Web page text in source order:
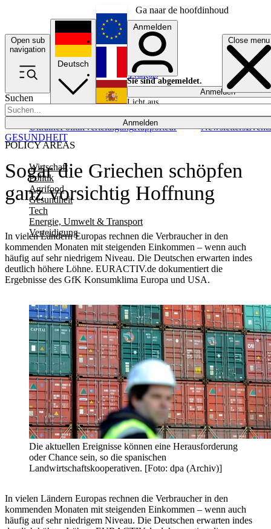
Ga naar de hoofdinhoud
Open sub
navigation
Close menu
Suchen
Anmelden
POLICY AREAS
Wirtschaft
Politik
Agrifood
Gesundheit
Tech
Energie, Umwelt & Transport
Verteidigung
UkrainePolitikVerteidigungRapporteur NewslettersEvents
Deutsch
English
Français
Anmelden
Sie sind abgemeldet.
Anmelden
Licht aus
Sogar die Griechen schöpfen
ganz vorsichtig Hoffnung
In vielen Ländern Europas rechnen die Verbraucher in den
kommenden Monaten mit steigenden Einkommen – wenn auch
häufig auf sehr niedrigem Niveau. Die Deutschen erwarten indes
deutlich höhere Löhne. EURACTIV.de dokumentiert die
Ergebnisse des GfK Konsumklima Europa und USA.
GESUNDHEIT
Die aktuellen Ereignisse können eine Herausforderung
oder Chance sein, so die spanischen
Landwirtschaftskooperativen. [Foto: dpa (Archiv)]
In vielen Ländern Europas rechnen die Verbraucher in den
kommenden Monaten mit steigenden Einkommen – wenn auch
häufig auf sehr niedrigem Niveau. Die Deutschen erwarten indes